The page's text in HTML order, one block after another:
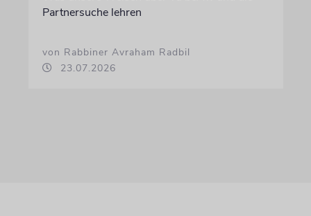
Partnersuche lehren
von Rabbiner Avraham Radbil
23.07.2026